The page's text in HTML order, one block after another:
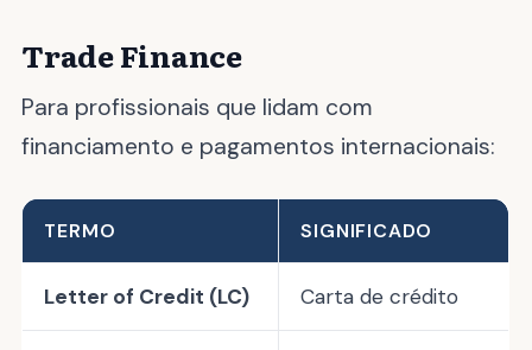
Trade Finance
Para profissionais que lidam com
financiamento e pagamentos internacionais:
TERMO SIGNIFICADO
Letter of Credit (LC) Carta de crédito